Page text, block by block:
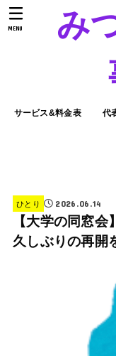
み
サービス&料金表 代
MENU
ひとり 2026.06.14
【大学の同窓
久しぶりの再開